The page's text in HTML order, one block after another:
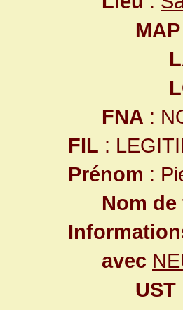
MAP
FNA :
FIL :
Prénom :
Nom
avec
UST